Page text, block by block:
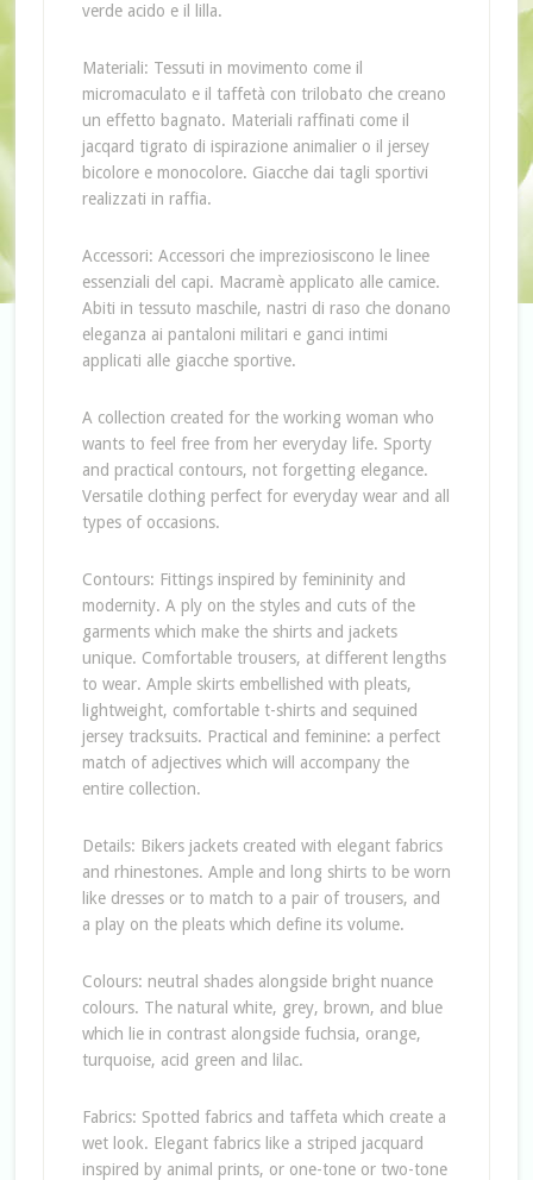
verde acido e il lilla.
Materiali: Tessuti in movimento come il
micromaculato e il taffetà con trilobato che creano
un effetto bagnato. Materiali raffinati come il
jacqard tigrato di ispirazione animalier o il jersey
bicolore e monocolore. Giacche dai tagli sportivi
realizzati in raffia.
Accessori: Accessori che impreziosiscono le linee
essenziali del capi. Macramè applicato alle camice.
Abiti in tessuto maschile, nastri di raso che donano
eleganza ai pantaloni militari e ganci intimi
applicati alle giacche sportive.
A collection created for the working woman who
wants to feel free from her everyday life. Sporty
and practical contours, not forgetting elegance.
Versatile clothing perfect for everyday wear and all
types of occasions.
Contours: Fittings inspired by femininity and
modernity. A ply on the styles and cuts of the
garments which make the shirts and jackets
unique. Comfortable trousers, at different lengths
to wear. Ample skirts embellished with pleats,
lightweight, comfortable t-shirts and sequined
jersey tracksuits. Practical and feminine: a perfect
match of adjectives which will accompany the
entire collection.
Details: Bikers jackets created with elegant fabrics
and rhinestones. Ample and long shirts to be worn
like dresses or to match to a pair of trousers, and
a play on the pleats which define its volume.
Colours: neutral shades alongside bright nuance
colours. The natural white, grey, brown, and blue
which lie in contrast alongside fuchsia, orange,
turquoise, acid green and lilac.
Fabrics: Spotted fabrics and taffeta which create a
wet look. Elegant fabrics like a striped jacquard
inspired by animal prints, or one-tone or two-tone